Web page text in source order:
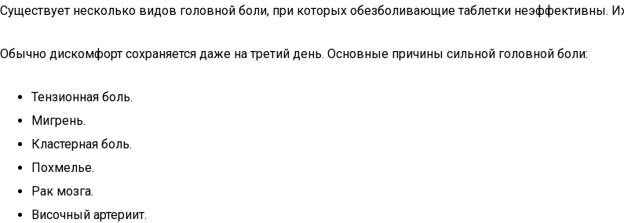
Существует несколько видов головной боли, при которых обезболивающие таблетки неэффективны.
Обычно дискомфорт сохраняется даже на третий день. Основные причины сильной головной боли:
Тензионная боль.
Мигрень.
Кластерная боль.
Похмелье.
Рак мозга.
Височный артериит.